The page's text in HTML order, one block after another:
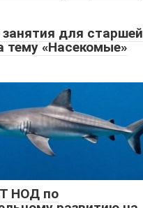
занятия для старшей
тему «Насекомые»
НОД по